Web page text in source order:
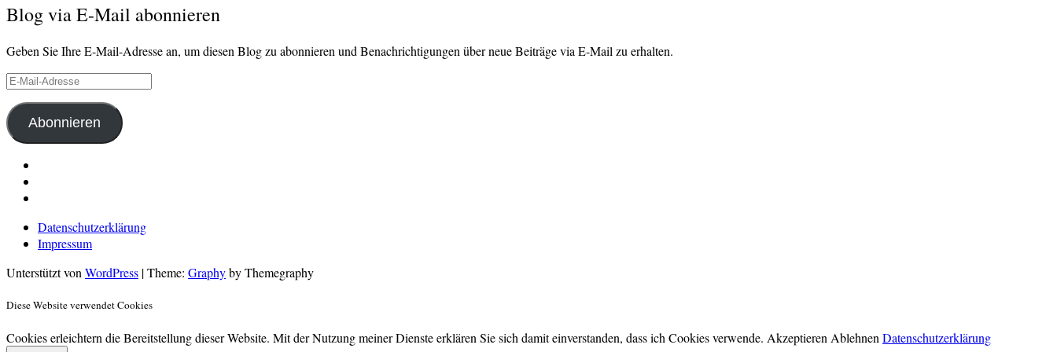
Blog via E-Mail abonnieren
Geben Sie Ihre E-Mail-Adresse an, um diesen Blog zu abonnieren und Benachrichtigungen über neue Beiträge via E-Mail zu erhalten.
E-
Adresse
Abonnieren
Datenschutzerklärung
Impressum
Unterstützt von WordPress |Theme: Graphyby Themegraphy
Diese Website verwendet Cookies
Cookies erleichtern die Bereitstellung dieser Website. Mit der Nutzung meiner Dienste erklären Sie sich damit einverstanden, dass ich Cookies verwende. AkzeptierenAblehnenDatenschutzerklärung